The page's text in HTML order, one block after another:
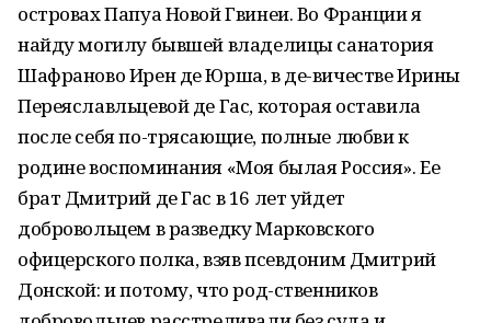
островах Папуа Новой Гвинеи. Во Франции я
найду могилу бывшей владелицы санатория
Шафраново Ирен де Юрша, в де-вичестве Ирины
Переяславльцевой де Гас, которая оставила
после себя по-трясающие, полные любви к
родине воспоминания «Моя былая Россия». Ее
брат Дмитрий де Гас в 16 лет уйдет
добровольцем в разведку Марковского
офицерского полка, взяв псевдоним Дмитрий
Донской: и потому, что род-ственников